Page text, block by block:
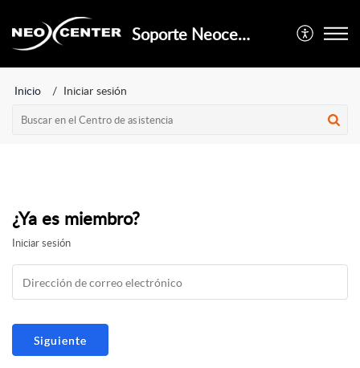
Soporte Neocenter
Inicio Iniciar sesión
¿Ya es miembro?
Iniciar sesión